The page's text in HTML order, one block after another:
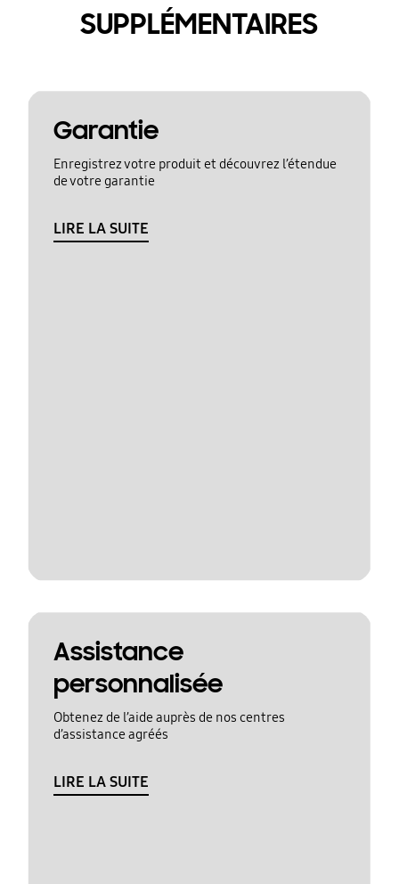
SUPPLÉMENTAIRES
Garantie
Enregistrez votre produit et découvrez l’étendue
de votre garantie
LIRE LA SUITE
Assistance
personnalisée
Obtenez de l’aide auprès de nos centres
d’assistance agréés
LIRE LA SUITE